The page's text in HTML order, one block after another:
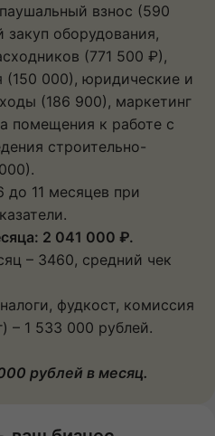
взнос (590
оборудования,
(771 500 ₽),
(150 000), юридические и
(186 900), маркетинг
помещения к работе с
строительно-
до 11 месяцев при
2 041 000 ₽.
– 3460, средний чек
фудкост, комиссия
– 1 533 000 рублей.
рублей в месяц.